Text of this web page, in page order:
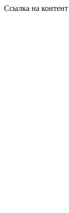
Ссылка на